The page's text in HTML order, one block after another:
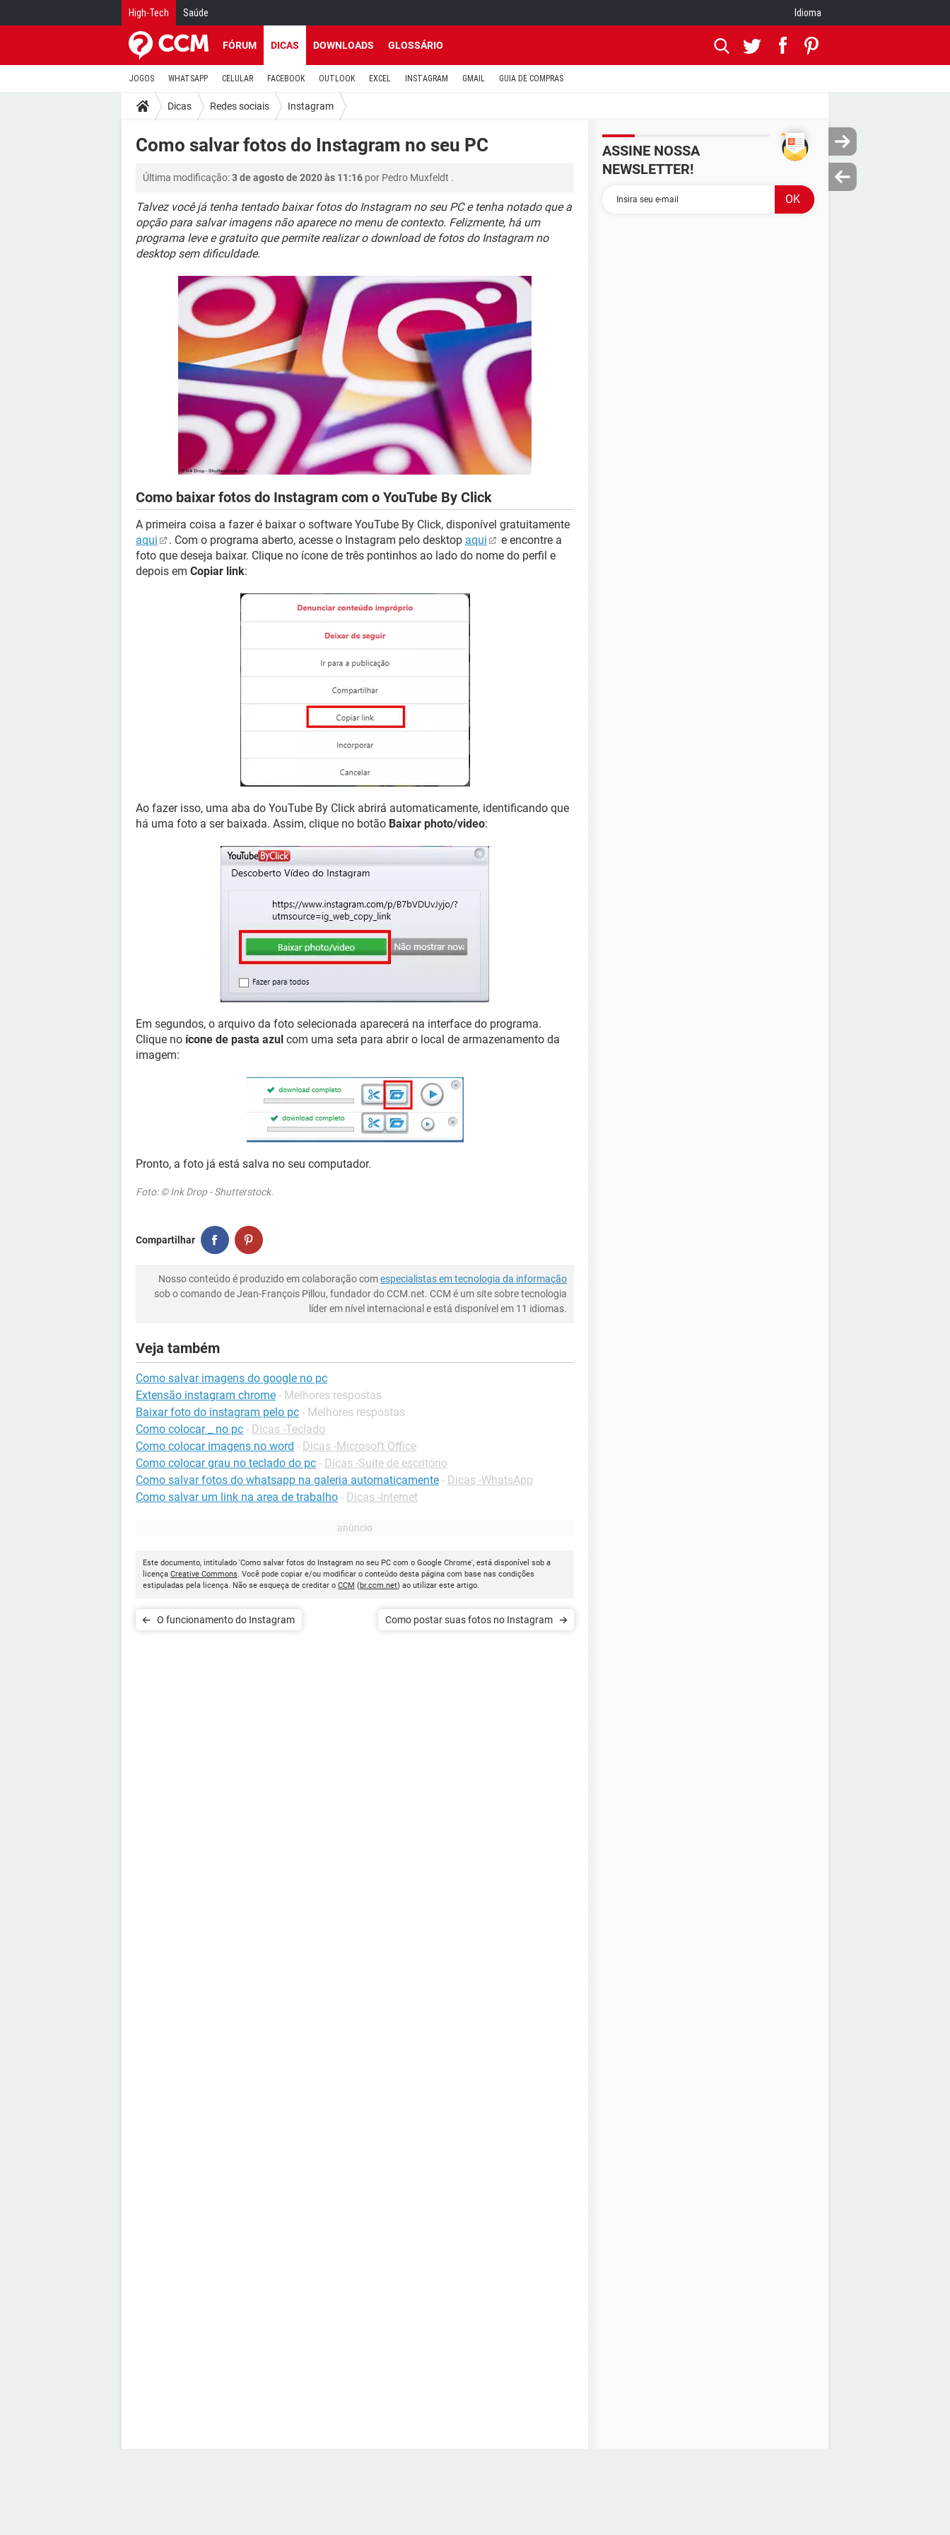
High-Tech Saúde Idioma
FÓRUM DICAS DOWNLOADS GLOSSÁRIO
JOGOS WHATSAPP CELULAR FACEBOOK OUTLOOK EXCEL INSTAGRAM GMAIL GUIA DE COMPRAS
Dicas Redes sociais Instagram
Como salvar fotos do Instagram no seu PC
Última modificação:3 de agosto de 2020 às 11:16 por Pedro Muxfeldt .
Talvez você já tenha tentado baixar fotos do Instagram no seu PC e tenha notado que a
opção para salvar imagens não aparece no menu de contexto. Felizmente, há um
programa leve e gratuito que permite realizar o download de fotos do Instagram no
desktop sem dificuldade.
Como baixar fotos do Instagram com o YouTube By Click
A primeira coisa a fazer é baixar o software YouTube By Click, disponível gratuitamente
aqui
. Com o programa aberto, acesse o Instagram pelo desktop aqui
e encontre a
foto que deseja baixar. Clique no ícone de três pontinhos ao lado do nome do perfil e
depois em Copiar link:
Ao fazer isso, uma aba do YouTube By Click abrirá automaticamente, identificando que
há uma foto a ser baixada. Assim, clique no botão Baixar photo/video:
Em segundos, o arquivo da foto selecionada aparecerá na interface do programa.
Clique no ícone de pasta azul com uma seta para abrir o local de armazenamento da
imagem:
Pronto, a foto já está salva no seu computador.
Foto: © Ink Drop - Shutterstock.
Compartilhar
Nosso conteúdo é produzido em colaboração comespecialistas em tecnologia da informação
sob o comando de Jean-François Pillou, fundador do CCM.net. CCM é um site sobre tecnologia
líder em nível internacional e está disponível em 11 idiomas.
Veja também
Como salvar imagens do google no pc
Extensão instagram chrome - Melhores respostas
Baixar foto do instagram pelo pc - Melhores respostas
Como colocar _ no pc - Dicas -Teclado
Como colocar imagens no word - Dicas -Microsoft Office
Como colocar grau no teclado do pc - Dicas -Suíte de escritório
Como salvar fotos do whatsapp na galeria automaticamente - Dicas -WhatsApp
Como salvar um link na area de trabalho - Dicas -Internet
Este documento, intitulado 'Como salvar fotos do Instagram no seu PC com o Google Chrome', está disponível sob a
licença Creative Commons. Você pode copiar e/ou modificar o conteúdo desta página com base nas condições
estipuladas pela licença. Não se esqueça de creditar o CCM (br.ccm.net) ao utilizar este artigo.
O funcionamento do Instagram Como postar suas fotos no Instagram
ASSINE NOSSA
NEWSLETTER!